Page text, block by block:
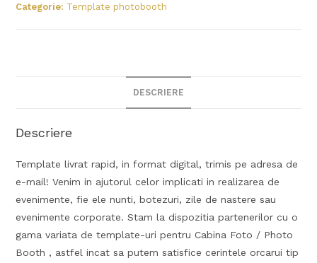
Categorie: Template photobooth
DESCRIERE
Descriere
Template livrat rapid, in format digital, trimis pe adresa de
e-mail! Venim in ajutorul celor implicati in realizarea de
evenimente, fie ele nunti, botezuri, zile de nastere sau
evenimente corporate. Stam la dispozitia partenerilor cu o
gama variata de template-uri pentru Cabina Foto / Photo
Booth , astfel incat sa putem satisfice cerintele orcarui tip